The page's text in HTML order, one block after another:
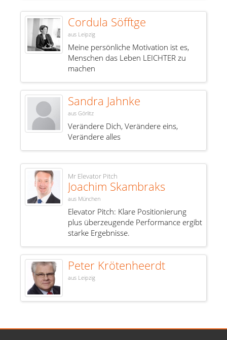
Cordula Söfftge
aus Leipzig
Meine persönliche Motivation ist es,
Menschen das Leben LEICHTER zu
machen
Sandra Jahnke
aus Görlitz
Verändere Dich, Verändere eins,
Verändere alles
Mr Elevator Pitch
Joachim Skambraks
aus München
Elevator Pitch: Klare Positionierung
plus überzeugende Performance ergibt
starke Ergebnisse.
Peter Krötenheerdt
aus Leipzig